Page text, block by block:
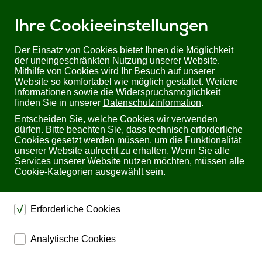
Ihre Cookieeinstellungen
Der Einsatz von Cookies bietet Ihnen die Möglichkeit
der uneingeschränkten Nutzung unserer Website.
Mithilfe von Cookies wird Ihr Besuch auf unserer
Website so komfortabel wie möglich gestaltet. Weitere
Informationen sowie die Widerspruchsmöglichkeit
finden Sie in unserer Datenschutzinformation.
Entscheiden Sie, welche Cookies wir verwenden
dürfen. Bitte beachten Sie, dass technisch erforderliche
Cookies gesetzt werden müssen, um die Funktionalität
unserer Website aufrecht zu erhalten. Wenn Sie alle
Services unserer Website nutzen möchten, müssen alle
Cookie-Kategorien ausgewählt sein.
Erforderliche Cookies
dienen dem technischen einwandfreien Betrieb unserer
Website.
Analytische Cookies
Sie befinden sich hier:Startseite Produkte KVM
TFT Schubladen
TFT Schubladen | ohne KVM Switch
mit 19'' LCD
TFT Konsole CL5800 Dual Rail LCD PS/2-USB von Aten
TFT Konsole CL5800 Dual Rail LCD PS/2-USB von
Aten